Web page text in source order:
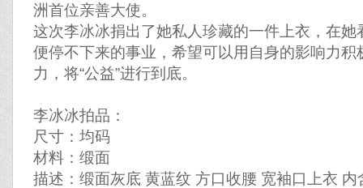
洲首位亲善大使。
这次李冰冰捐出了她私人珍藏的一件上衣，在
便停不下来的事业，希望可以用自身的影响力
力，将“公益”进行到底。
李冰冰拍品：
尺寸：均码
材料：缎面
描述：缎面灰底 黄蓝纹 方口收腰 宽袖口上衣 内